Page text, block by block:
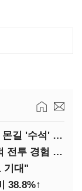
(지스타2025)넷마블 게임패드 활용, 몬길 '수석' 7대죄 '차석'
(지스타2025)엔씨 '신더시티', 독보적 전투 경험 필요
기대"
38.8%↑